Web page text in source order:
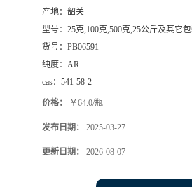
产地： 韶关
型号： 25克,100克,500克,25公斤及其它
货号： PB06591
纯度： AR
cas： 541-58-2
价格： ￥64.0/瓶
发布日期： 2025-03-27
更新日期： 2026-08-07